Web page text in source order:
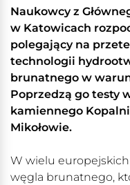
Naukowcy z
w Katowicach
polegający na
technologii
brunatnego w
Poprzedzą go testy
kamiennego
Mikołowie.
W wielu europejskich
węgla brunatnego,